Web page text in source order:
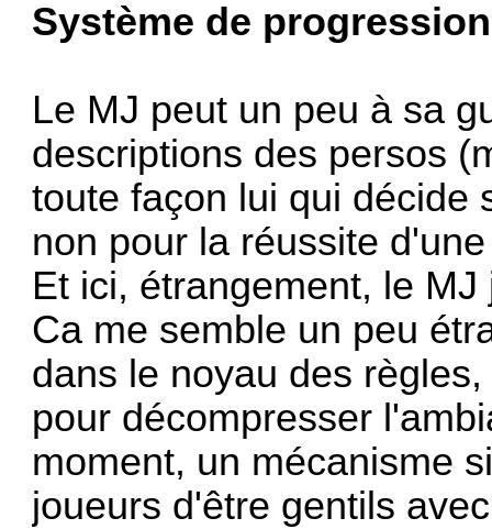
Système de progression
Le MJ peut un peu à sa
descriptions des persos
toute façon lui qui décide
non pour la réussite
Et ici, étrangement, le
Ca me semble un peu
dans le noyau des
pour décompresser
moment, un mécanisme
joueurs d'être gentils